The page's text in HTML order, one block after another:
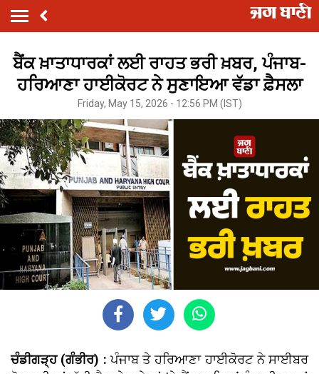
ਬੈਂਕ ਖ਼ਾਤਾਧਾਰਕਾਂ ਲਈ ਰਾਹਤ ਭਰੀ ਖ਼ਬਰ, ਪੰਜਾਬ-
ਹਰਿਆਣਾ ਹਾਈਕੋਰਟ ਨੇ ਸੁਣਾਇਆ ਵੱਡਾ ਫ਼ੈਸਲਾ
Friday, May 15, 2026 - 12:56 PM (IST)
ਚੰਡੀਗੜ੍ਹ (ਗੰਭੀਰ) :ਪੰਜਾਬ ਤੇ ਹਰਿਆਣਾ ਹਾਈਕੋਰਟ ਨੇ ਸਾਈਬਰ